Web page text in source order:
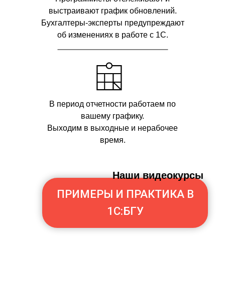
выстраивают график обновлений.
Бухгалтеры-эксперты предупреждают
об изменениях в работе с 1С.
В период отчетности работаем по
вашему графику.
Выходим в выходные и нерабочее
время.
ПРИМЕРЫ И ПРАКТИКА В
1С:БГУ
Наши видеокурсы